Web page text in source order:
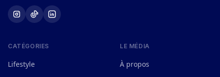
CATÉGORIES
Lifestyle
LE MÉDIA
À propos